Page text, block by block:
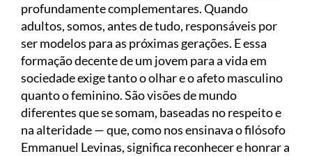
profundamente complementares. Quando
adultos, somos, antes de tudo, responsáveis por
ser modelos para as próximas gerações. E essa
formação decente de um jovem para a vida em
sociedade exige tanto o olhar e o afeto masculino
quanto o feminino. São visões de mundo
diferentes que se somam, baseadas no respeito e
na alteridade — que, como nos ensinava o filósofo
Emmanuel Levinas, significa reconhecer e honrar a